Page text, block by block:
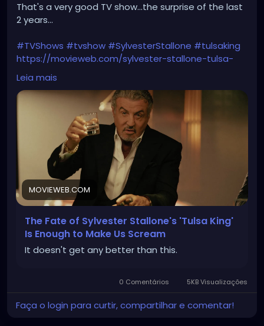
That's a very good TV show...the surprise of the last
2 years...
#TVShows #tvshow #SylvesterStallone #tulsaking
https://movieweb.com/sylvester-stallone-tulsa-
king-season-3-4-renewal/
Leia mais
MOVIEWEB.COM
The Fate of Sylvester Stallone's 'Tulsa King'
Is Enough to Make Us Scream
It doesn't get any better than this.
0 Comentários 5KB Visualizações
Faça o login para curtir, compartilhar e comentar!